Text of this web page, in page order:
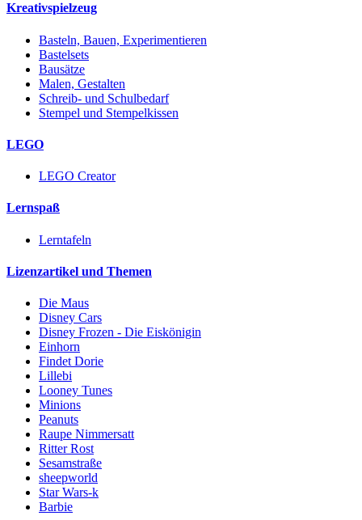
Kreativspielzeug
Basteln, Bauen, Experimentieren
Bastelsets
Bausätze
Malen, Gestalten
Schreib- und Schulbedarf
Stempel und Stempelkissen
LEGO
LEGO Creator
Lernspaß
Lerntafeln
Lizenzartikel und Themen
Die Maus
Disney Cars
Disney Frozen - Die Eiskönigin
Einhorn
Findet Dorie
Lillebi
Looney Tunes
Minions
Peanuts
Raupe Nimmersatt
Ritter Rost
Sesamstraße
sheepworld
Star Wars-k
Barbie